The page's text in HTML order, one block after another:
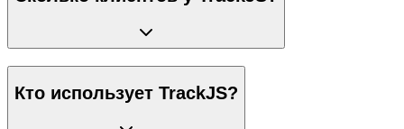
Кто использует TrackJS?